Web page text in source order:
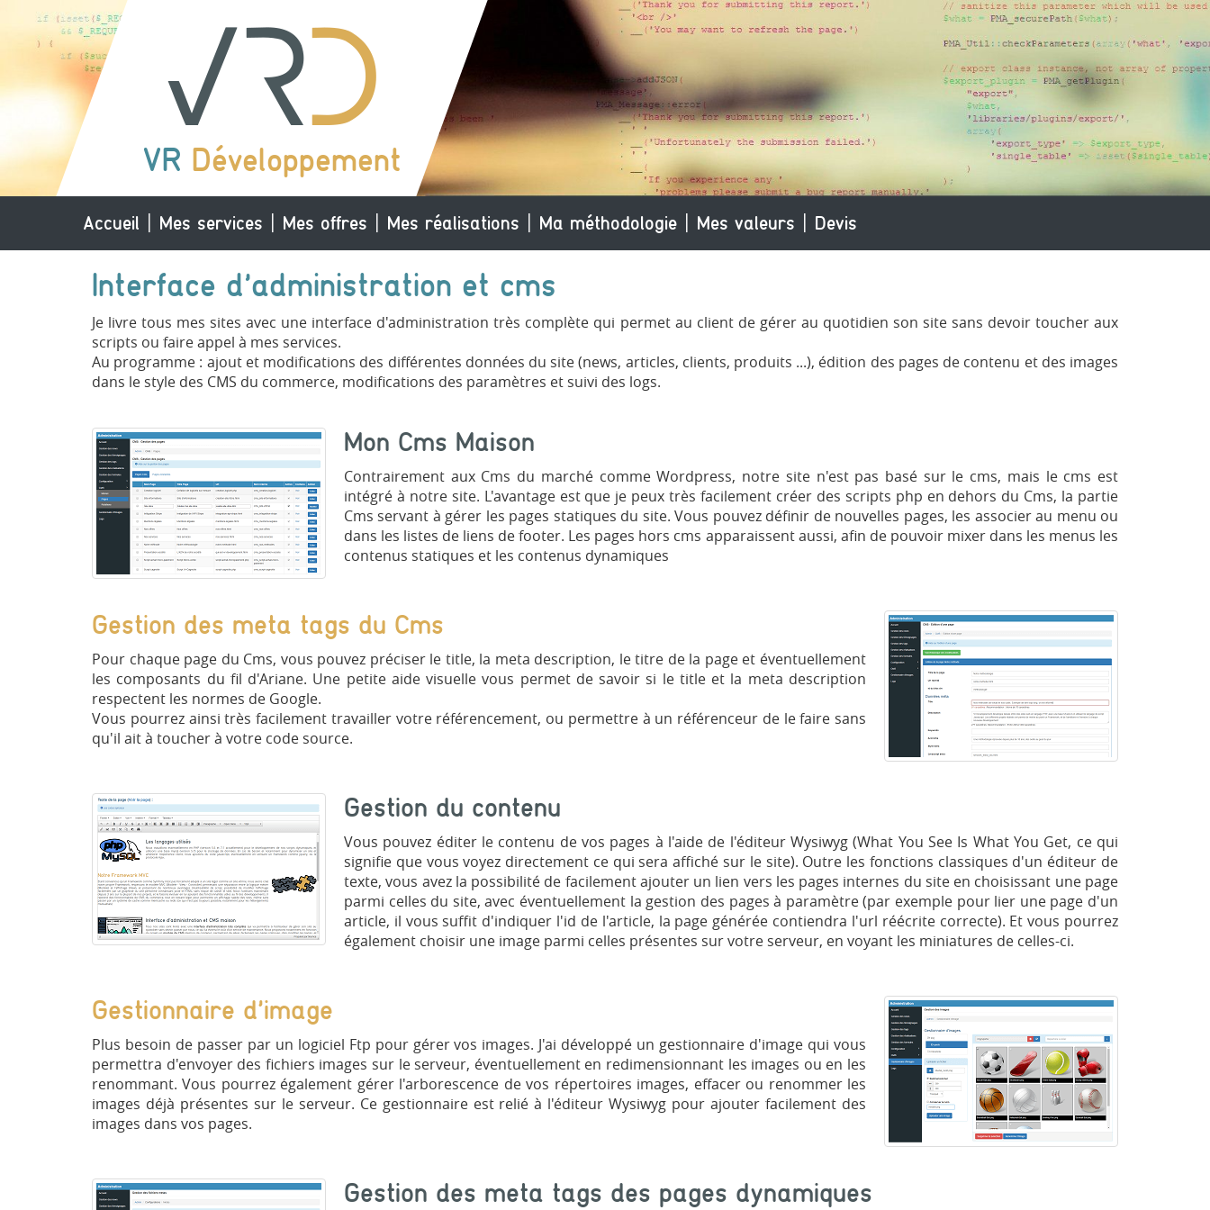
VR Développement
Accueil Mes services Mes offres Mes réalisations Ma méthodologie Mes valeurs Devis
Interface d'administration et cms
Je livre tous mes sites avec une interface d'administration très complète qui permet au client de gérer au quotidien son site sans devoir toucher aux
scripts ou faire appel à mes services.
Au programme : ajout et modifications des différentes données du site (news, articles, clients, produits ...), édition des pages de contenu et des images
dans le style des CMS du commerce, modifications des paramètres et suivi des logs.
Mon Cms Maison
Contrairement aux Cms du marché comme Wordpress, notre site n'est pas basé sur le cms, mais le cms est
intégré à notre site. L'avantage est que je peux très facilement créer des scripts php en dehors du Cms, la partie
Cms servant à gérer les pages statiques du site. Vous pouvez définir de nouvelles pages, les associer au menu ou
dans les listes de liens de footer. Les pages hors cms apparaissent aussi, afin de pouvoir mixer dans les menus les
contenus statiques et les contenus dynamiques
Gestion des meta tags du Cms
Pour chaque page du Cms, vous pouvez préciser le title, la meta description, le titre de la page et éventuellement
les composants du fil d'Ariane. Une petite aide visuelle vous permet de savoir si le title et la meta description
respectent les normes de Google.
Vous pourrez ainsi très facilement travailler votre référencement, ou permettre à un référenceur de le faire sans
qu'il ait à toucher à votre code source.
Gestion du contenu
Vous pouvez éditer le contenu de vos pages à l'aide de l'éditeur Wysiwyg (What You See Is What You Get, ce qui
signifie que vous voyez directement ce qui sera affiché sur le site). Outre les fonctions classiques d'un éditeur de
texte, vous avez la possibilité de facilement ajouter un lien vers les pages internes du site en choisissant une page
parmi celles du site, avec éventuellement la gestion des pages à paramètre (par exemple pour lier une page d'un
article, il vous suffit d'indiquer l'id de l'article, la page générée contiendra l'url réécrite correcte). Et vous pourrez
également choisir une image parmi celles présentes sur votre serveur, en voyant les miniatures de celles-ci.
Gestionnaire d'image
Plus besoin de passer par un logiciel Ftp pour gérer vos images. J'ai développé un gestionnaire d'image qui vous
permettra d'envoyer des fichiers images sur le serveur, éventuellement en redimensionnant les images ou en les
renommant. Vous pourrez également gérer l'arborescence de vos répertoires images, effacer ou renommer les
images déjà présentes sur le serveur. Ce gestionnaire est relié à l'éditeur Wysiwyg pour ajouter facilement des
images dans vos pages.
Gestion des meta tags des pages dynamiques